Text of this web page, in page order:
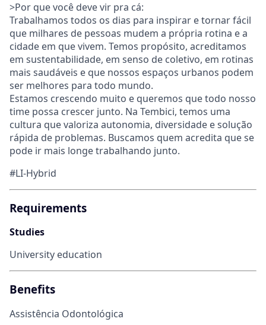
>Por que você deve vir pra cá:
Trabalhamos todos os dias para inspirar e tornar fácil
que milhares de pessoas mudem a própria rotina e a
cidade em que vivem. Temos propósito, acreditamos
em sustentabilidade, em senso de coletivo, em rotinas
mais saudáveis e que nossos espaços urbanos podem
ser melhores para todo mundo.
Estamos crescendo muito e queremos que todo nosso
time possa crescer junto. Na Tembici, temos uma
cultura que valoriza autonomia, diversidade e solução
rápida de problemas. Buscamos quem acredita que se
pode ir mais longe trabalhando junto.
#LI-Hybrid
Requirements
Studies
University education
Benefits
Assistência Odontológica